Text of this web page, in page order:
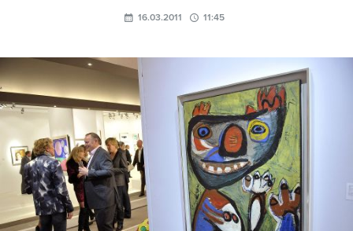
16.03.2011 11:45